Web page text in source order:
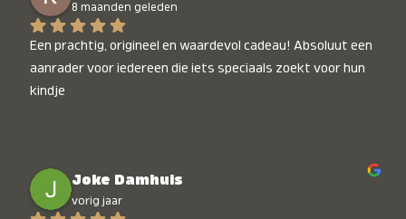
8 maanden geleden
Een prachtig, origineel en waardevol cadeau! Absoluut een
aanrader voor iedereen die iets speciaals zoekt voor hun
kindje
Joke Damhuis
vorig jaar